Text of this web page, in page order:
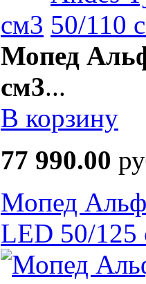
см3
Мопед
см3...
В корзину
77 990.00
Мопед
LED 50/125